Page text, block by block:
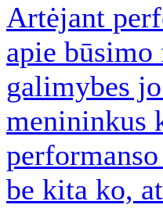
Artėjant
apie
galimybes
menininkus
be kita ko,